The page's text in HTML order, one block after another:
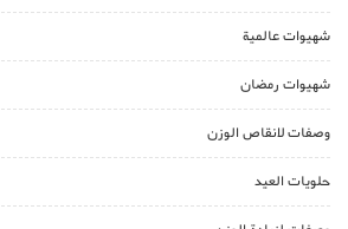
شهيوات عالمية
شهيوات رمضان
وصفات لانقاص الوزن
حلويات العيد